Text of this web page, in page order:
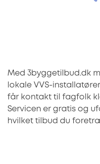
Med 3byggetilbud.dk
lokale VVS-
får kontakt til fagfolk
Servicen er gratis og
hvilket tilbud du